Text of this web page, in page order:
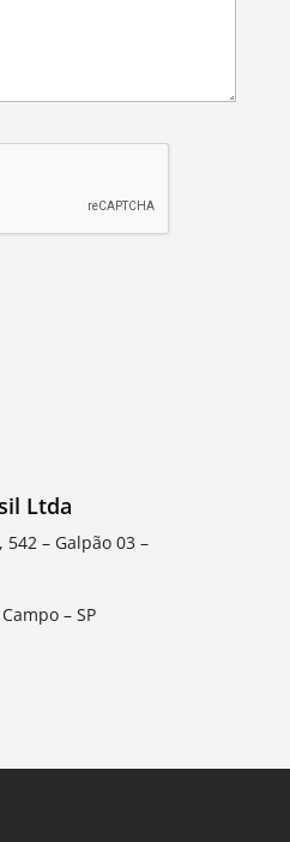
Ltda
542 – Galpão 03 –
– SP